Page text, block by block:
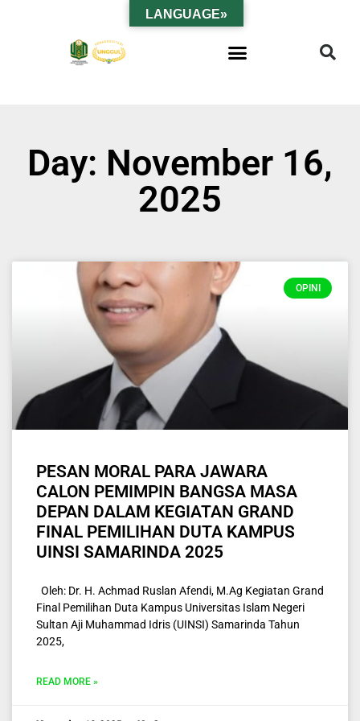
Day: November 16,
2025
OPINI
PESAN MORAL PARA JAWARA
CALON PEMIMPIN BANGSA MASA
DEPAN DALAM KEGIATAN GRAND
FINAL PEMILIHAN DUTA KAMPUS
UINSI SAMARINDA 2025
Oleh: Dr. H. Achmad Ruslan Afendi, M.Ag Kegiatan Grand
Final Pemilihan Duta Kampus Universitas Islam Negeri
Sultan Aji Muhammad Idris (UINSI) Samarinda Tahun
2025,
READ MORE »
LANGUAGE»